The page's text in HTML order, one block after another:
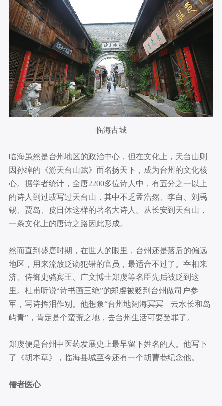
临海古城
临海虽然是台州地区的政治中心，但在文化上，天台山则
因孙绰的《游天台山赋》而名扬天下，成为台州的文化核
心。据学者统计，全唐2200多位诗人中，有五分之一以上
的诗人到过或写过天台山，其中不乏孟浩然、李白、刘禹
锡、贾岛、皮日休这样的著名大诗人。从长安到天台山，
一条文化上的唐诗之路因此形成。
然而直到盛唐时期，在世人的眼里，台州还是落后的偏远
地区，用来流放贬谪犯错的官员，最适合不过了。宰相来
济、侍御史骆宾王、广文博士郑虔等名臣先后被贬到这
里。杜甫听说“诗书画三绝”的郑虔被贬到台州做司户参
军，写诗挥泪作别。他想象“台州地阔海冥冥，云水长和岛
屿青”，肯定是个蛮荒之地，去台州生活可要受罪了。
郑虔便是台州中医药发展史上最早留下姓名的人。他写下
了《胡本草》，临海县城至今还有一个胡曹巷纪念他。
儒者医心